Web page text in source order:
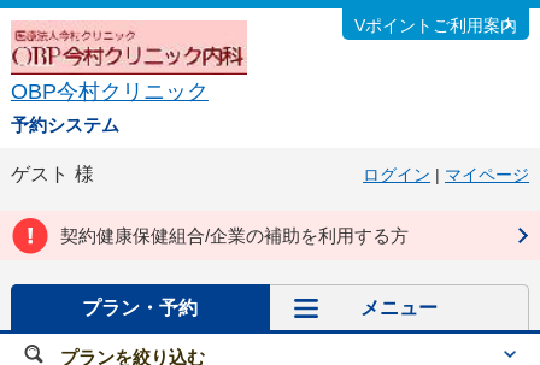
OBP今村クリニック
予約システム
Vポイントご利用案内
ゲスト 様 ログイン | マイページ
契約健康保健組合/企業の補助を利用する方
プラン・予約 メニュー
プランを絞り込む